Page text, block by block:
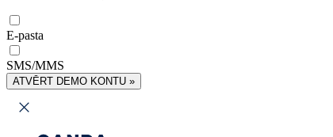
E-pasta
SMS/MMS
ATVĒRT DEMO KONTU »